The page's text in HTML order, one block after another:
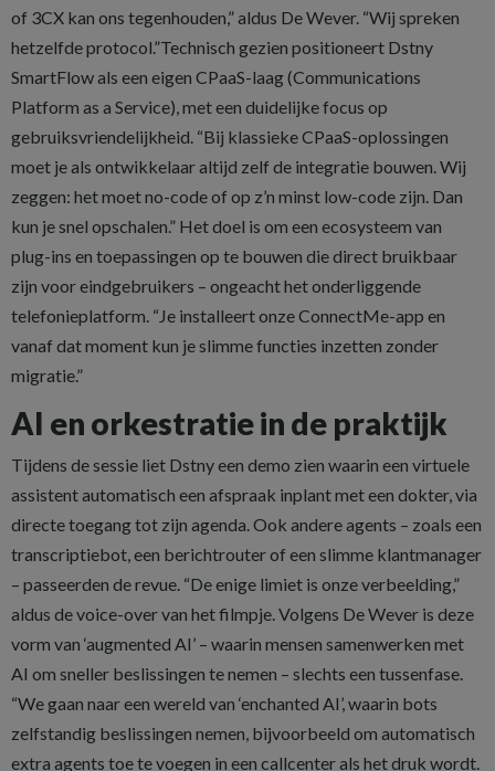
of 3CX kan ons tegenhouden,” aldus De Wever. “Wij spreken
hetzelfde protocol.”Technisch gezien positioneert Dstny
SmartFlow als een eigen CPaaS-laag (Communications
Platform as a Service), met een duidelijke focus op
gebruiksvriendelijkheid. “Bij klassieke CPaaS-oplossingen
moet je als ontwikkelaar altijd zelf de integratie bouwen. Wij
zeggen: het moet no-code of op z’n minst low-code zijn. Dan
kun je snel opschalen.” Het doel is om een ecosysteem van
plug-ins en toepassingen op te bouwen die direct bruikbaar
zijn voor eindgebruikers – ongeacht het onderliggende
telefonieplatform. “Je installeert onze ConnectMe-app en
vanaf dat moment kun je slimme functies inzetten zonder
migratie.”
AI en orkestratie in de praktijk
Tijdens de sessie liet Dstny een demo zien waarin een virtuele
assistent automatisch een afspraak inplant met een dokter, via
directe toegang tot zijn agenda. Ook andere agents – zoals een
transcriptiebot, een berichtrouter of een slimme klantmanager
– passeerden de revue. “De enige limiet is onze verbeelding,”
aldus de voice-over van het filmpje. Volgens De Wever is deze
vorm van ‘augmented AI’ – waarin mensen samenwerken met
AI om sneller beslissingen te nemen – slechts een tussenfase.
“We gaan naar een wereld van ‘enchanted AI’, waarin bots
zelfstandig beslissingen nemen, bijvoorbeeld om automatisch
extra agents toe te voegen in een callcenter als het druk wordt.